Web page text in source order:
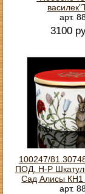
арт.
3100
100247/
ПОД. Н-Р
Сад Алисы КН1
арт.